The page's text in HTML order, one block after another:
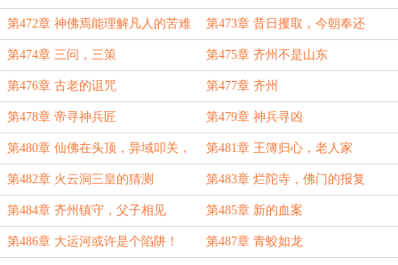
第472章 神佛焉能理解凡人的苦难 第473章 昔日攫取，今朝奉还
第474章 三问，三策 第475章 齐州不是山东
第476章 古老的诅咒 第477章 齐州
第478章 帝寻神兵匠 第479章 神兵寻凶
第480章 仙佛在头顶，异域叩关，
内忧外患
第481章 王簿归心，老人家
第482章 火云洞三皇的猜测 第483章 烂陀寺，佛门的报复
第484章 齐州镇守，父子相见 第485章 新的血案
第486章 大运河或许是个陷阱！ 第487章 青蛟如龙